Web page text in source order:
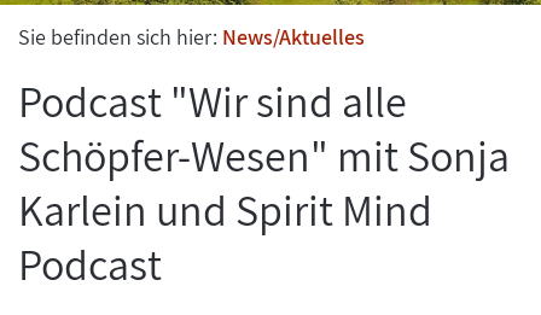
Sie befinden sich hier: News/Aktuelles
Podcast "Wir sind alle
Schöpfer-Wesen" mit Sonja
Karlein und Spirit Mind
Podcast